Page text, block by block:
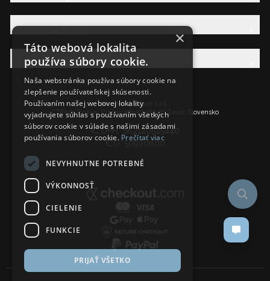
Právna Sekcia
AW Rodina
Ancient Wisdom s.r.o.,
CTPark Trnava, Prílohy 583/57, 919 26 Zavar, Slovensko
IČ DPH: SK2120525440
IČO: 50920600
×
Táto webová lokalita
používa súbory cookie.
Naša webstránka používa súbory cookie na
zlepšenie používateľskej skúsenosti.
Používaním našej webovej lokality
vyjadrujete súhlas s používaním všetkých
súborov cookie v súlade s našimi zásadami
používania súborov cookie. Prečítať viac
NEVYHNUTNE POTREBNÉ
VÝKONNOSŤ
CIELENIE
FUNKCIE
PRIJAŤ VŠETKO